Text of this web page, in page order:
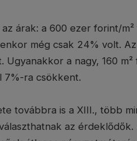
árak: a 600 ezer forint/
még csak 24% volt.
a nagy, 160 m²
7%-ra csökkent.
továbbra is a XIII., több
az érdeklődők.